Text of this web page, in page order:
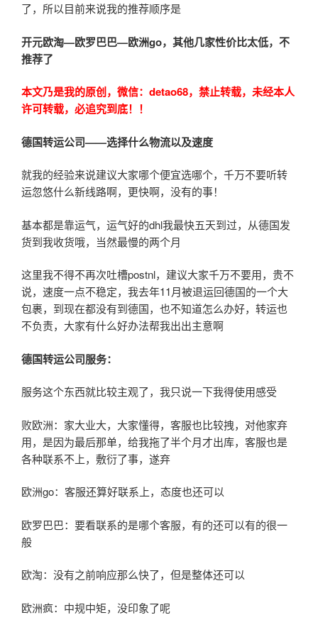
了，所以目前来说我的推荐顺序是
开元欧淘—欧罗巴巴—欧洲go，其他几家性价比太低，不
推荐了
本文乃是我的原创，微信：detao68，禁止转载，未经本人
许可转载，必追究到底！！
德国转运公司——选择什么物流以及速度
就我的经验来说建议大家哪个便宜选哪个，千万不要听转
运忽悠什么新线路啊，更快啊，没有的事！
基本都是靠运气，运气好的dhl我最快五天到过，从德国发
货到我收货哦，当然最慢的两个月
这里我不得不再次吐槽postnl，建议大家千万不要用，贵不
说，速度一点不稳定，我去年11月被退运回德国的一个大
包裹，到现在都没有到德国，也不知道怎么办好，转运也
不负责，大家有什么好办法帮我出出主意啊
德国转运公司服务：
服务这个东西就比较主观了，我只说一下我得使用感受
败欧洲：家大业大，大家懂得，客服也比较拽，对他家弃
用，是因为最后那单，给我拖了半个月才出库，客服也是
各种联系不上，敷衍了事，遂弃
欧洲go：客服还算好联系上，态度也还可以
欧罗巴巴：要看联系的是哪个客服，有的还可以有的很一
般
欧淘：没有之前响应那么快了，但是整体还可以
欧洲疯：中规中矩，没印象了呢